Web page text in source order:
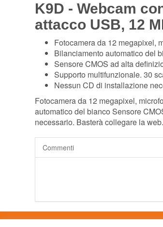
K9D - Webcam
attacco USB, 12
Fotocamera da 12 megapixel,
Bilanciamento automatico del
Sensore CMOS ad alta
Supporto multifunzionale. 30
Nessun CD di installazione
Fotocamera da 12 megapixel,
automatico del bianco Sensore
necessario. Basterà collegare la
Commenti